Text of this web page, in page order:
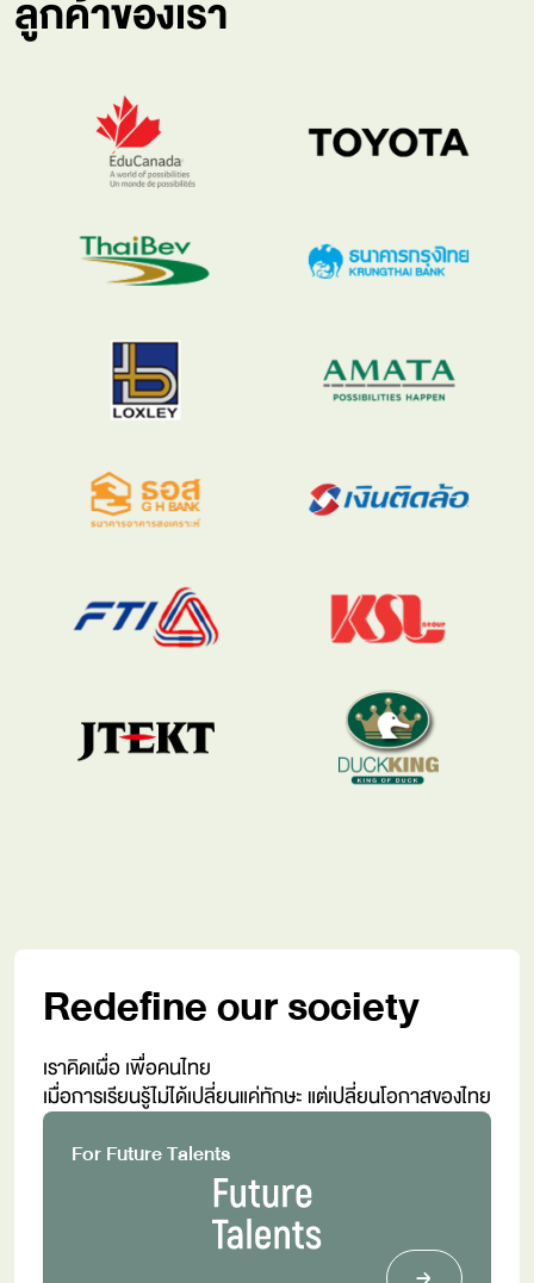
ลูกค้าของเรา
Redefine our society
เราคิดเผื่อ เพื่อคนไทย
เมื่อการเรียนรู้ไม่ได้เปลี่ยนแค่ทักษะ แต่เปลี่ยนโอกาสของไทย
For Future Talents